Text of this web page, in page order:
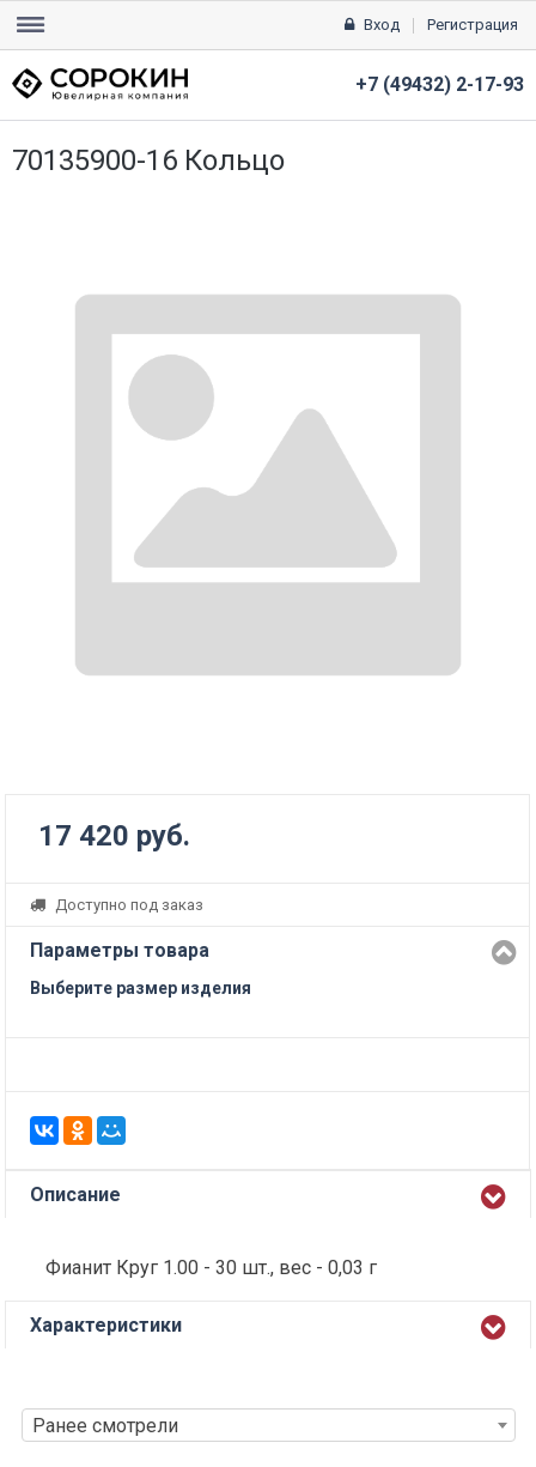
Вход Регистрация
+7 (49432) 2-17-93
70135900-16 Кольцо
17 420 руб.
Доступно под заказ
Параметры товара
Выберите размер изделия
Описание
Фианит Круг 1.00 - 30 шт., вес - 0,03 г
Характеристики
Ранее смотрели